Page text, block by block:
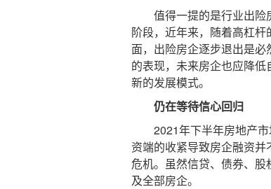
值得一提的是行业出险
阶段，近年来，随着高杠
面，出险房企逐步退出是
的表现，未来房企也应降
新的发展模式。
仍在等待信心回归
2021年下半年房地产市
资端的收紧导致房企融资
危机。虽然信贷、债券、股
及全部房企。